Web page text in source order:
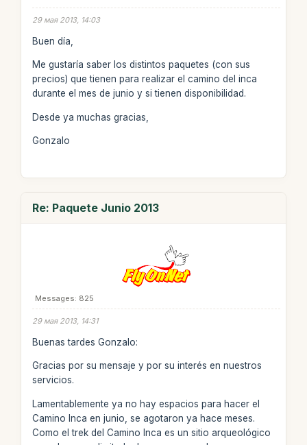
29 мая 2013, 14:03
Buen día,
Me gustaría saber los distintos paquetes (con sus
precios) que tienen para realizar el camino del inca
durante el mes de junio y si tienen disponibilidad.
Desde ya muchas gracias,
Gonzalo
Re: Paquete Junio 2013
Messages: 825
29 мая 2013, 14:31
Buenas tardes Gonzalo:
Gracias por su mensaje y por su interés en nuestros
servicios.
Lamentablemente ya no hay espacios para hacer el
Camino Inca en junio, se agotaron ya hace meses.
Como el trek del Camino Inca es un sitio arqueológico